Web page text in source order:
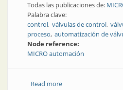
Todas las publicaciones de:
Palabra clave:
control válvulas de control
proceso automatización de
Node reference:
MICRO automación
Read moreabout